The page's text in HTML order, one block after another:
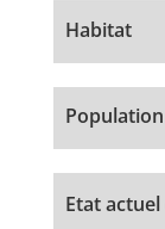
Habitat
Etat actuel